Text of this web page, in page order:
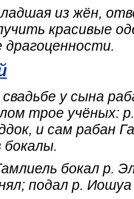
из жён,
красивые
драгоценности.
у сына
трое учёных:
и сам рабан
бокалы.
бокал р.
подал р.